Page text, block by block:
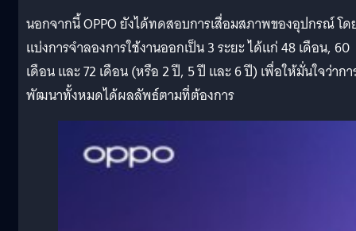
นอกจากนี้ OPPO ยังได้ทดสอบการเสื่อมสภาพของอุปกรณ์ โด
แบ่งการจำลองการใช้งานออกเป็น 3 ระยะ ได้แก่ 48 เดือน, 60
เดือน และ 72 เดือน (หรือ 2 ปี, 5 ปี และ 6 ปี) เพื่อให้มั่นใจว่าก
พัฒนาทั้งหมดได้ผลลัพธ์ตามที่ต้องการ